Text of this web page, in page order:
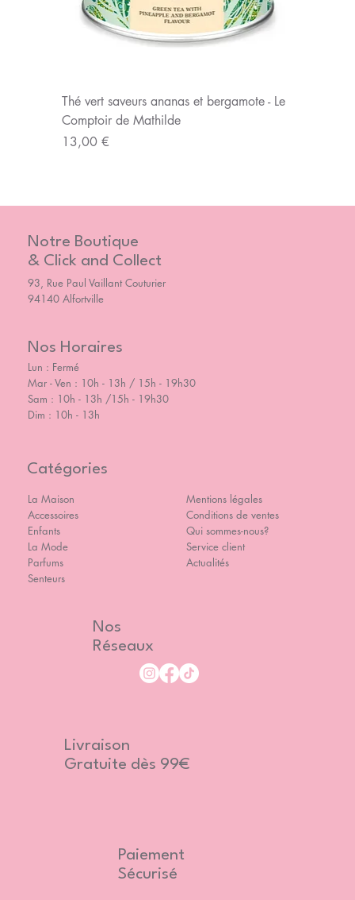
Thé vert saveurs ananas et bergamote - Le
Comptoir de Mathilde
Prix
13,00 €
Notre Boutique
& Click and Collect
93, Rue Paul Vaillant Couturier
94140 Alfortville
Nos Horaires
Lun : Fermé
Mar - Ven : 10h - 13h / 15h - 19h30
Sam : 10h - 13h /15h - 19h30
Dim : 10h - 13h
Catégories
La Maison
Accessoires
Enfants
La Mode
Parfums
Senteurs
Mentions légales
Conditions de ventes
Qui sommes-nous?
Service client
Actualités
Nos
Réseaux
Livraison
Gratuite dès 99€
Paiement
Sécurisé